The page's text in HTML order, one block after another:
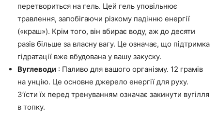
перетвориться на гель. Цей гель уповільнює
травлення, запобігаючи різкому падінню енергії
(«краш»). Крім того, він вбирає воду, аж до десяти
разів більше за власну вагу. Це означає, що підтримка
гідратації вже вбудована у вашу закуску.
Вуглеводи : Паливо для вашого організму. 12 грамів
на унцію. Це основне джерело енергії для руху.
З’їсти їх перед тренуванням означає закинути вугілля
в топку.